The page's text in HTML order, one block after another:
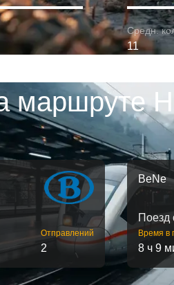
Средн.
11
маршруте
Отправлений
2
BeNe
Поезд
Время в
8 ч 9